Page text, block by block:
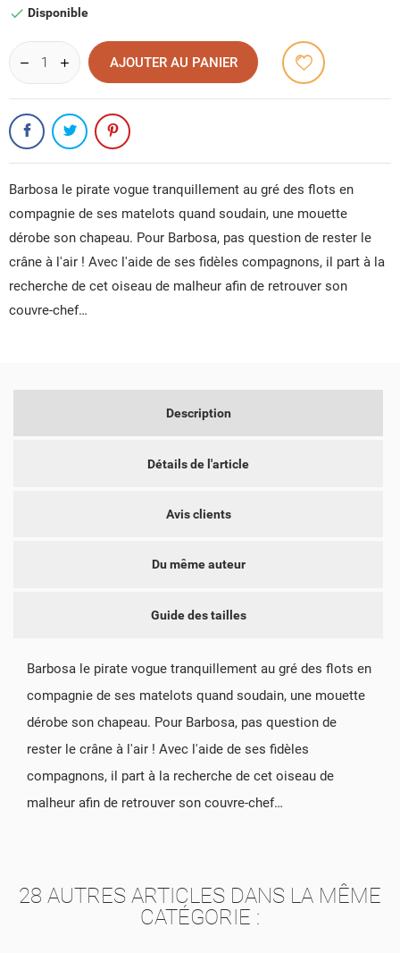
 Disponible
AJOUTER AU PANIER
Barbosa le pirate vogue tranquillement au gré des flots en
compagnie de ses matelots quand soudain, une mouette
dérobe son chapeau. Pour Barbosa, pas question de rester le
crâne à l'air ! Avec l'aide de ses fidèles compagnons, il part à la
recherche de cet oiseau de malheur afin de retrouver son
couvre-chef…
Description
Détails de l'article
Avis clients
Du même auteur
Guide des tailles
Barbosa le pirate vogue tranquillement au gré des flots en
compagnie de ses matelots quand soudain, une mouette
dérobe son chapeau. Pour Barbosa, pas question de
rester le crâne à l'air ! Avec l'aide de ses fidèles
compagnons, il part à la recherche de cet oiseau de
malheur afin de retrouver son couvre-chef…
28 AUTRES ARTICLES DANS LA MÊME
CATÉGORIE :
MES LISTES D'ENVIES
CRÉER UNE LISTE D'ENVIES
NOM DE LA LISTE D'ENVIES
ANNULER CRÉER UNE LISTE D'ENVIES
CONNEXION
PRODUITS À VOTRE LISTE D'ENVIES.